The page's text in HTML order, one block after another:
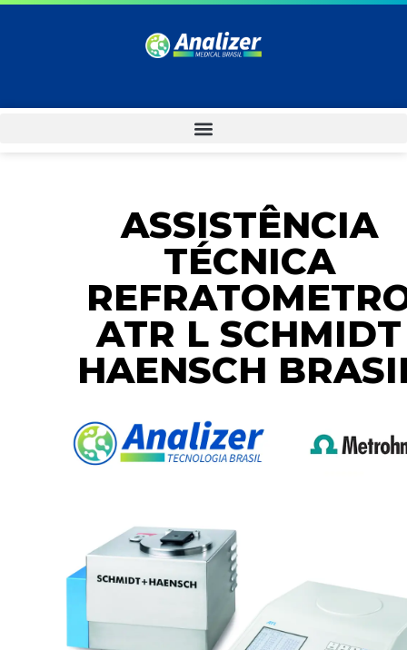
ASSISTÊNCIA
TÉCNICA
ATR L SCHMIDT
HAENSCH